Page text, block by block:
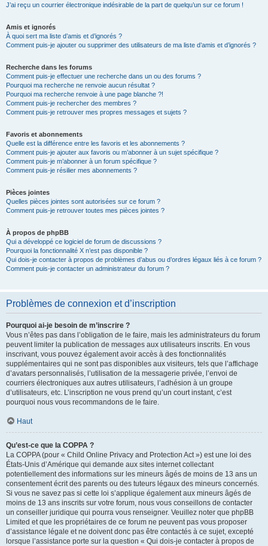
J’ai reçu un courrier électronique indésirable de la part de quelqu’un sur ce forum !
Amis et ignorés
À quoi sert ma liste d’amis et d’ignorés ?
Comment puis-je ajouter ou supprimer des utilisateurs de ma liste d’amis et d’ignorés ?
Recherche dans les forums
Comment puis-je effectuer une recherche dans un ou des forums ?
Pourquoi ma recherche ne renvoie aucun résultat ?
Pourquoi ma recherche renvoie à une page blanche ?!
Comment puis-je rechercher des membres ?
Comment puis-je retrouver mes propres messages et sujets ?
Favoris et abonnements
Quelle est la différence entre les favoris et les abonnements ?
Comment puis-je ajouter aux favoris ou m’abonner à un sujet spécifique ?
Comment puis-je m’abonner à un forum spécifique ?
Comment puis-je résilier mes abonnements ?
Pièces jointes
Quelles pièces jointes sont autorisées sur ce forum ?
Comment puis-je retrouver toutes mes pièces jointes ?
À propos de phpBB
Qui a développé ce logiciel de forum de discussions ?
Pourquoi la fonctionnalité X n’est pas disponible ?
Qui dois-je contacter à propos de problèmes d’abus ou d’ordres légaux liés à ce forum ?
Comment puis-je contacter un administrateur du forum ?
Problèmes de connexion et d’inscription
Pourquoi ai-je besoin de m’inscrire ?
Vous n’êtes pas dans l’obligation de le faire, mais les administrateurs du forum
peuvent limiter la publication de messages aux utilisateurs inscrits. En vous
inscrivant, vous pouvez également avoir accès à des fonctionnalités
supplémentaires qui ne sont pas disponibles aux visiteurs, tels que l’affichage
d’avatars personnalisés, l’utilisation de la messagerie privée, l’envoi de
courriers électroniques aux autres utilisateurs, l’adhésion à un groupe
d’utilisateurs, etc. L’inscription ne vous prend qu’un court instant, c’est
pourquoi nous vous recommandons de le faire.
Haut
Qu’est-ce que la COPPA ?
La COPPA (pour « Child Online Privacy and Protection Act ») est une loi des
États-Unis d’Amérique qui demande aux sites internet collectant
potentiellement des informations sur les mineurs âgés de moins de 13 ans un
consentement écrit des parents ou des tuteurs légaux des mineurs concernés.
Si vous ne savez pas si cette loi s’applique également aux mineurs âgés de
moins de 13 ans inscrits sur votre forum, nous vous conseillons de contacter
un conseiller juridique qui pourra vous renseigner. Veuillez noter que phpBB
Limited et que les propriétaires de ce forum ne peuvent pas vous proposer
d’assistance légale et ne doivent donc pas être contactés à ce sujet, excepté
lorsque l’assistance porte sur la question « Qui dois-je contacter à propos de